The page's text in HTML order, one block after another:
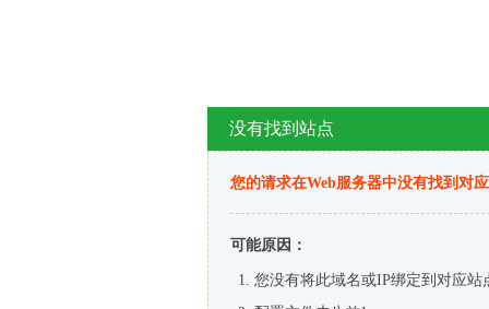
没有找到站点
您的请求在Web服务器中没有找到对
可能原因：
您没有将此域名或IP绑定到对应站